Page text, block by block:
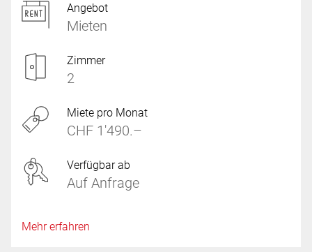
Angebot
Mieten
Zimmer
2
Miete pro Monat
CHF 1'490.–
Verfügbar ab
Auf Anfrage
Mehr erfahren